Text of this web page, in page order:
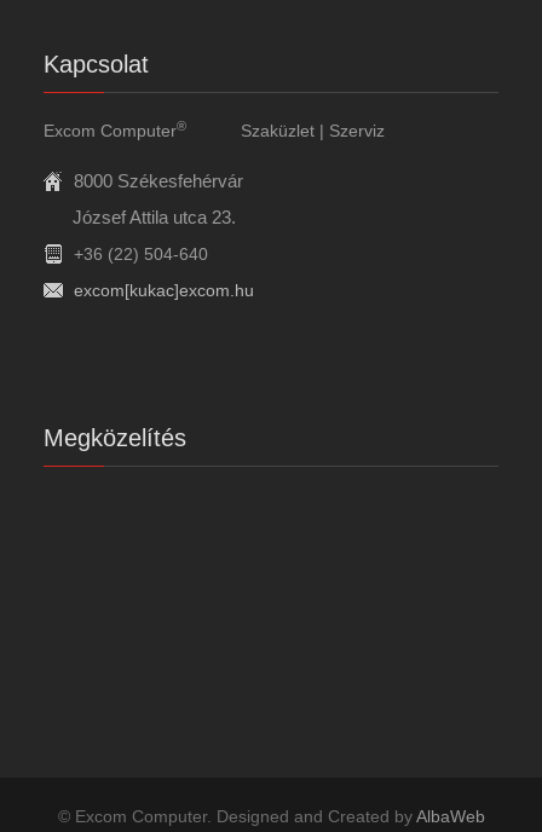
Kapcsolat
Excom Computer® Szaküzlet | Szerviz
8000 Székesfehérvár
József Attila utca 23.
+36 (22) 504-640
excom[kukac]excom.hu
Megközelítés
© Excom Computer. Designed and Created byAlbaWeb